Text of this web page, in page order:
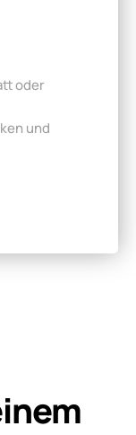
oder
und